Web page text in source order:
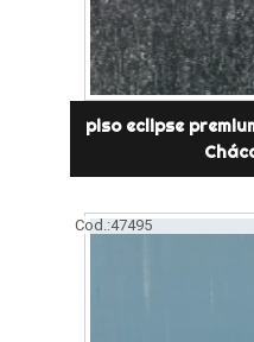
piso eclipse
Cod.:47495